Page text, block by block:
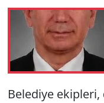
Belediye